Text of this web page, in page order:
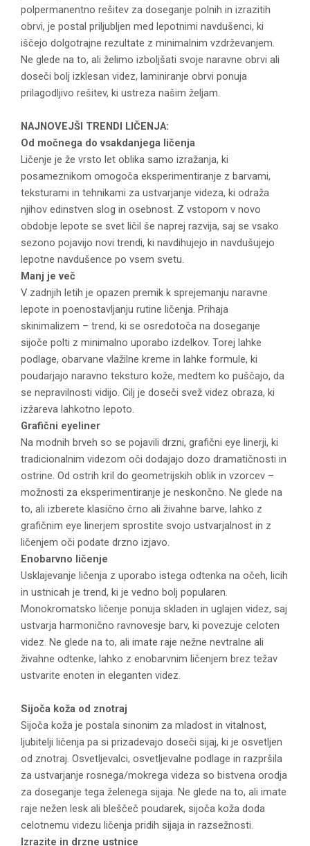
polpermanentno rešitev za doseganje polnih in izrazitih
obrvi, je postal priljubljen med lepotnimi navdušenci, ki
iščejo dolgotrajne rezultate z minimalnim vzdrževanjem.
Ne glede na to, ali želimo izboljšati svoje naravne obrvi ali
doseči bolj izklesan videz, laminiranje obrvi ponuja
prilagodljivo rešitev, ki ustreza našim željam.
NAJNOVEJŠI TRENDI LIČENJA:
Od močnega do vsakdanjega ličenja
Ličenje je že vrsto let oblika samo izražanja, ki
posameznikom omogoča eksperimentiranje z barvami,
teksturami in tehnikami za ustvarjanje videza, ki odraža
njihov edinstven slog in osebnost. Z vstopom v novo
obdobje lepote se svet ličil še naprej razvija, saj se vsako
sezono pojavijo novi trendi, ki navdihujejo in navdušujejo
lepotne navdušence po vsem svetu.
Manj je več
V zadnjih letih je opazen premik k sprejemanju naravne
lepote in poenostavljanju rutine ličenja. Prihaja
skinimalizem – trend, ki se osredotoča na doseganje
sijoče polti z minimalno uporabo izdelkov. Torej lahke
podlage, obarvane vlažilne kreme in lahke formule, ki
poudarjajo naravno teksturo kože, medtem ko puščajo, da
se nepravilnosti vidijo. Cilj je doseči svež videz obraza, ki
izžareva lahkotno lepoto.
Grafični eyeliner
Na modnih brveh so se pojavili drzni, grafični eye linerji, ki
tradicionalnim videzom oči dodajajo dozo dramatičnosti in
ostrine. Od ostrih kril do geometrijskih oblik in vzorcev –
možnosti za eksperimentiranje je neskončno. Ne glede na
to, ali izberete klasično črno ali živahne barve, lahko z
grafičnim eye linerjem sprostite svojo ustvarjalnost in z
ličenjem oči podate drzno izjavo.
Enobarvno ličenje
Usklajevanje ličenja z uporabo istega odtenka na očeh, licih
in ustnicah je trend, ki je vedno bolj popularen.
Monokromatsko ličenje ponuja skladen in uglajen videz, saj
ustvarja harmonično ravnovesje barv, ki povezuje celoten
videz. Ne glede na to, ali imate raje nežne nevtralne ali
živahne odtenke, lahko z enobarvnim ličenjem brez težav
ustvarite enoten in eleganten videz.
Sijoča koža od znotraj
Sijoča koža je postala sinonim za mladost in vitalnost,
ljubitelji ličenja pa si prizadevajo doseči sijaj, ki je osvetljen
od znotraj. Osvetljevalci, osvetljevalne podlage in razpršila
za ustvarjanje rosnega/mokrega videza so bistvena orodja
za doseganje tega želenega sijaja. Ne glede na to, ali imate
raje nežen lesk ali bleščeč poudarek, sijoča koža doda
celotnemu videzu ličenja pridih sijaja in razsežnosti.
Izrazite in drzne ustnice